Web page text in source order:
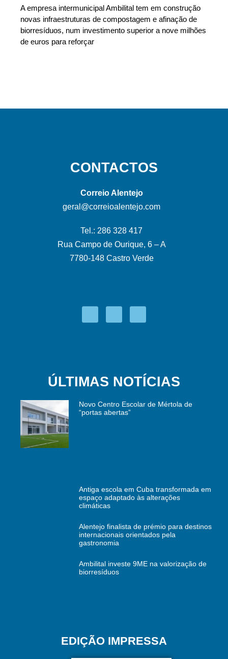
A empresa intermunicipal Ambilital tem em construção
novas infraestruturas de compostagem e afinação de
biorresíduos, num investimento superior a nove milhões
de euros para reforçar
CONTACTOS
Correio Alentejo
geral@correioalentejo.com
Tel.: 286 328 417
Rua Campo de Ourique, 6 – A
7780-148 Castro Verde
ÚLTIMAS NOTÍCIAS
Novo Centro Escolar de Mértola de
“portas abertas”
Antiga escola em Cuba transformada em
espaço adaptado às alterações
climáticas
Alentejo finalista de prémio para destinos
internacionais orientados pela
gastronomia
Ambilital investe 9ME na valorização de
biorresíduos
EDIÇÃO IMPRESSA